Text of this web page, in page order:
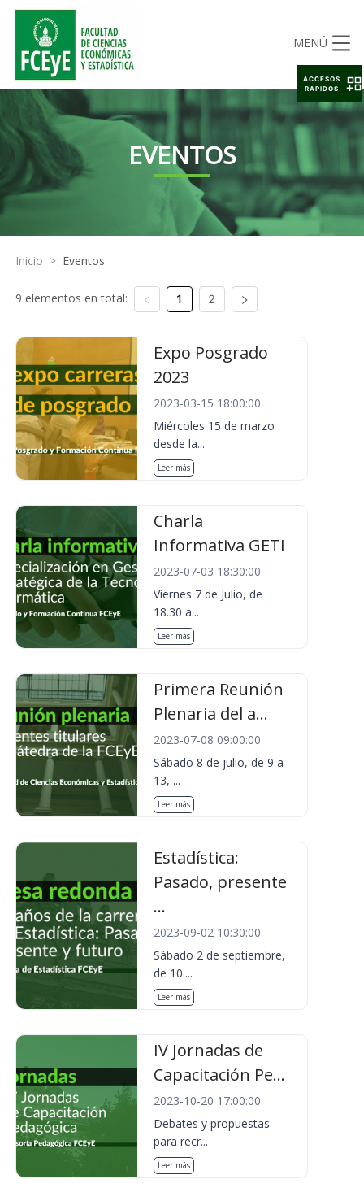
MENÚ
EVENTOS
Inicio > Eventos
9 elementos en total: 1 2
Expo Posgrado
2023
2023-03-15 18:00:00
Miércoles 15 de marzo
desde la...
Leer más
Charla
Informativa GETI
2023-07-03 18:30:00
Viernes 7 de Julio, de
18.30 a...
Leer más
Primera Reunión
Plenaria del a...
2023-07-08 09:00:00
Sábado 8 de julio, de 9 a
13, ...
Leer más
Estadística:
Pasado, presente
...
2023-09-02 10:30:00
Sábado 2 de septiembre,
de 10....
Leer más
IV Jornadas de
Capacitación Pe...
2023-10-20 17:00:00
Debates y propuestas
para recr...
Leer más
ACCESOS
RAPIDOS